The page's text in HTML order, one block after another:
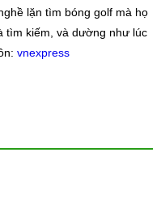
lặn tìm bóng golf mà họ
tìm kiếm, và dường như lúc
vnexpress